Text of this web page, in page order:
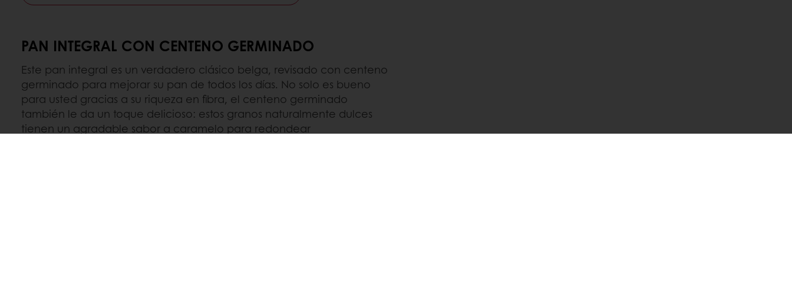
PAN INTEGRAL CON CENTENO GERMINADO
Este pan integral es un verdadero clásico belga, revisado con centeno
germinado para mejorar su pan de todos los días. No solo es bueno
para usted gracias a su riqueza en fibra, el centeno germinado
también le da un toque delicioso: estos granos naturalmente dulces
tienen un agradable sabor a caramelo para redondear